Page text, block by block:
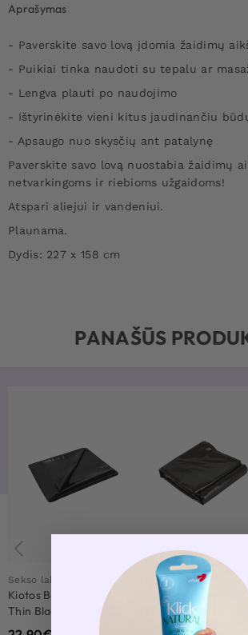
Aprašymas
- Paverskite savo lovą įdomia žaidimų
- Puikiai tinka naudoti su tepalu ar
- Lengva plauti po naudojimo
- Ištyrinėkite vieni kitus jaudinančiu
- Apsaugo nuo skysčių ant patalynę
Paverskite savo lovą nuostabia žaidimų
netvarkingoms ir riebioms užgaidoms!
Atspari aliejui ir vandeniui.
Plaunama.
Dydis: 227 x 158 cm
PANAŠŪS
Sekso lakštai
Kiotos Bed Sheet Cover
Thin Black 220 x 130 cm
Nemokamas
Sekso lakštai
Soft Vinyl Sheet 200
230 cm